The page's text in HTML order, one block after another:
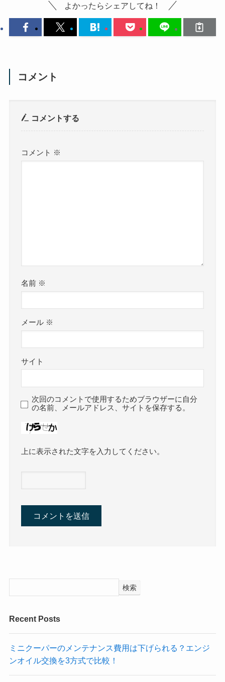
よかったらシェアしてね！
コメント
コメントする
コメント ※
名前 ※
メール ※
サイト
次回のコメントで使用するためブラウザーに自分
の名前、メールアドレス、サイトを保存する。
上に表示された文字を入力してください。
検索
Recent Posts
ミニクーパーのメンテナンス費用は下げられる？エンジ
ンオイル交換を3方式で比較！